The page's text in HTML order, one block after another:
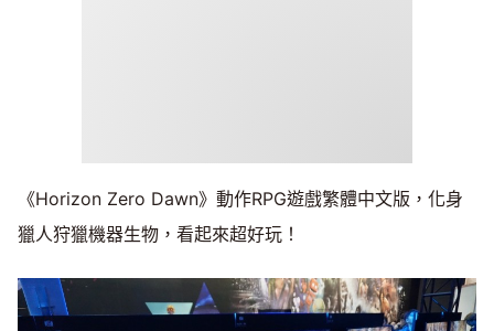
《Horizon Zero Dawn》動作RPG遊戲繁體中文版，化身
獵人狩獵機器生物，看起來超好玩！